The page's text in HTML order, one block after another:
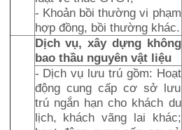
- Khoản bồi thường vi phạm
hợp đồng, bồi thường khác.
Dịch vụ, xây dựng không
bao thầu nguyên vật liệu
- Dịch vụ lưu trú gồm: Hoạt
động cung cấp cơ sở lưu
trú ngắn hạn cho khách du
lịch, khách vãng lai khác;